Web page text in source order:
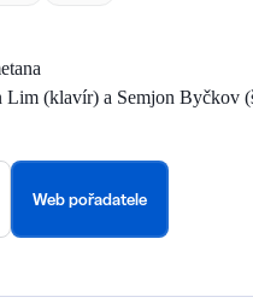
(klavír) a Semjon Byčkov
Web pořadatele